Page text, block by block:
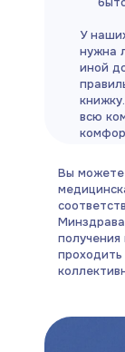
У
нужна
иной
всю
Вы можете